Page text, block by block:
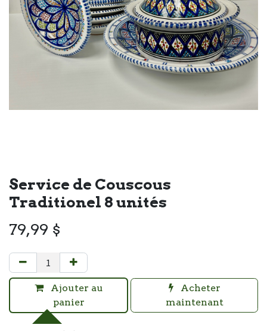
Service de Couscous
Traditionel 8 unités
79,99 $
Ajouter au
panier
Acheter
maintenant